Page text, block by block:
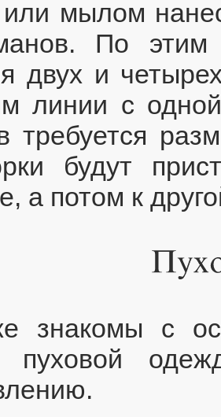
мылом
По этим
двух и
линии с
требуется
будут
а потом к
знакомы с
пуховой